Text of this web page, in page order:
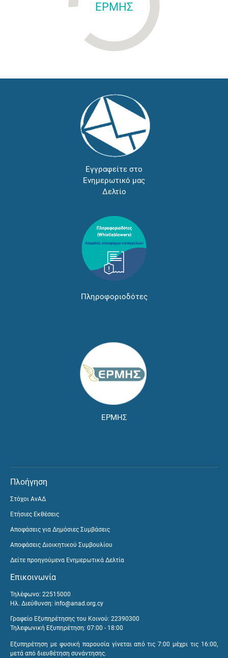
ΕΡΜΗΣ
Εγγραφείτε στο
Ενημερωτικό μας
Δελτίο
Πληροφοριοδότες
ΕΡΜΗΣ
Πλοήγηση
Στόχοι ΑνΑΔ
Ετήσιες Εκθέσεις
Αποφάσεις για Δημόσιες Συμβάσεις
Αποφάσεις Διοικητικού Συμβουλίου
Δείτε προηγούμενα Ενημερωτικά Δελτία
Επικοινωνία
Τηλέφωνο: 22515000
Ηλ. Διεύθυνση: info@anad.org.cy
Γραφείο Εξυπηρέτησης του Κοινού: 22390300
Τηλεφωνική Εξυπηρέτηση: 07:00 - 18:00
Εξυπηρέτηση με φυσική παρουσία γίνεται από τις 7:00 μέχρι τις 16:00,
μετά από διευθέτηση συνάντησης.